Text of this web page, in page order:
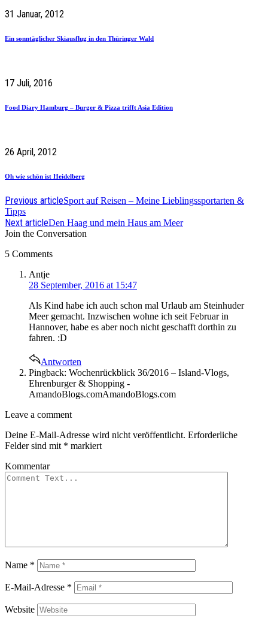
31 Januar, 2012
Ein sonntäglicher Skiausflug in den Thüringer Wald
17 Juli, 2016
Food Diary Hamburg – Burger & Pizza trifft Asia Edition
26 April, 2012
Oh wie schön ist Heidelberg
Previous articleSport auf Reisen – Meine Lieblingssportarten &
Tipps
Next articleDen Haag und mein Haus am Meer
Join the Conversation
5 Comments
says:
Antje
28 September, 2016 at 15:47
Als Kind habe ich auch schon mal Urlaub am Steinhuder
Meer gemacht. Inzwischen wohne ich seit Februar in
Hannover, habe es aber noch nicht geschafft dorthin zu
fahren. :D
Antworten
Pingback: Wochenrückblick 36/2016 – Island-Vlogs,
Ehrenburger & Shopping -
AmandoBlogs.comAmandoBlogs.com
Leave
comment
Leave a comment
Deine E-Mail-Adresse wird nicht veröffentlicht. Erforderliche
Felder sind mit * markiert
Kommentar
Name *
E-Mail-Adresse *
Website